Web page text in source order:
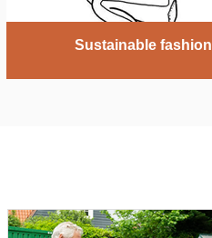
Sustainable fashion